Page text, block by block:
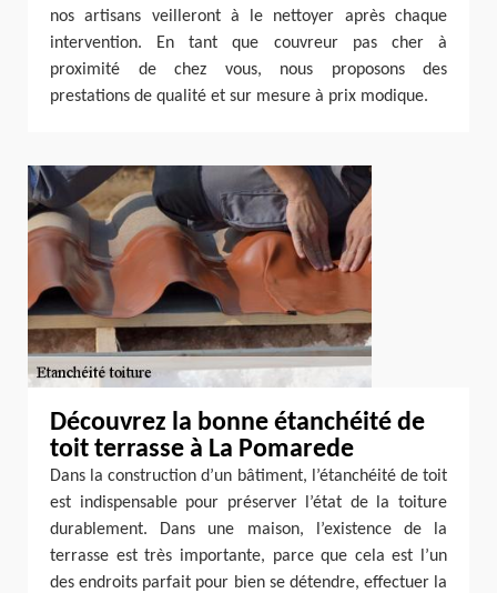
nos artisans veilleront à le nettoyer après chaque
intervention. En tant que couvreur pas cher à
proximité de chez vous, nous proposons des
prestations de qualité et sur mesure à prix modique.
Découvrez la bonne étanchéité de
toit terrasse à La Pomarede
Dans la construction d’un bâtiment, l’étanchéité de toit
est indispensable pour préserver l’état de la toiture
durablement. Dans une maison, l’existence de la
terrasse est très importante, parce que cela est l’un
des endroits parfait pour bien se détendre, effectuer la